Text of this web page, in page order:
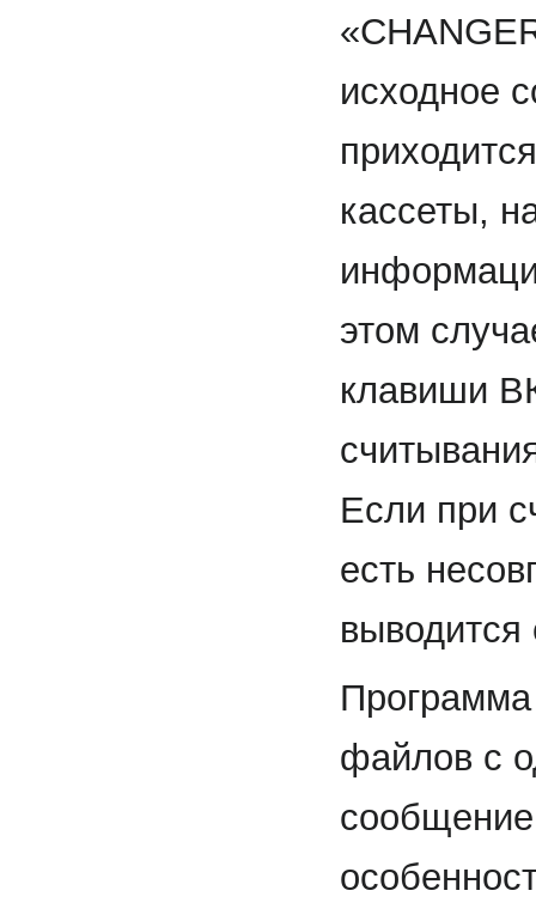
исходное
кассеты,
этом
клавиши
Если при
есть
Программа
файлов с